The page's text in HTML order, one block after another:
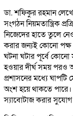
ডা. শফিকুর রহমান
সংগঠন নিয়মতান্ত্রিক
নিজেদের হাতে তুলে
করার জন্যই কোনো পক্ষ
ঘটনা ঘটার পূর্বে
হওয়ার দীর্ঘ সময় পরও
প্রশাসনের মধ্যে
অংশ হয়ে থাকতে
স্যাবোটাজ করার সুযোগ